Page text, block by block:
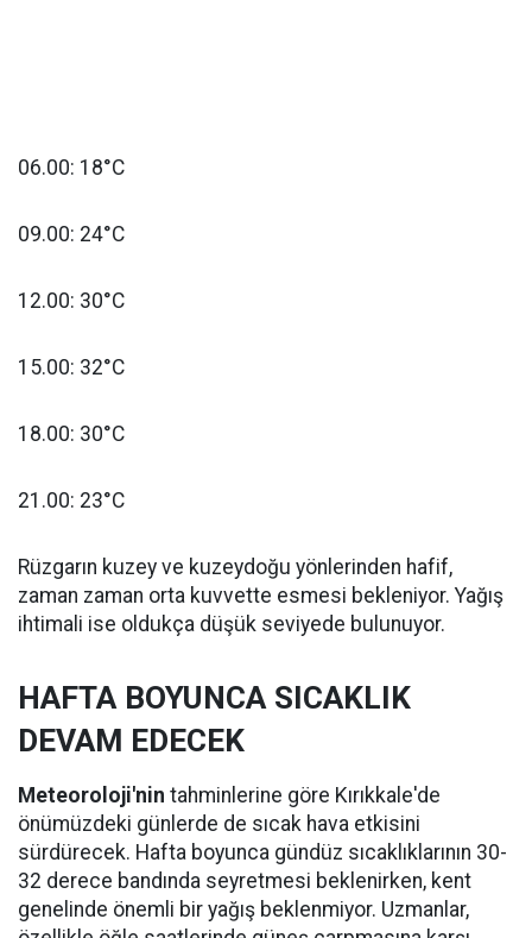
06.00: 18°C
09.00: 24°C
12.00: 30°C
15.00: 32°C
18.00: 30°C
21.00: 23°C
Rüzgarın kuzey ve kuzeydoğu yönlerinden hafif,
zaman zaman orta kuvvette esmesi bekleniyor. Yağış
ihtimali ise oldukça düşük seviyede bulunuyor.
HAFTA BOYUNCA SICAKLIK
DEVAM EDECEK
Meteoroloji'nin tahminlerine göre Kırıkkale'de
önümüzdeki günlerde de sıcak hava etkisini
sürdürecek. Hafta boyunca gündüz sıcaklıklarının 30-
32 derece bandında seyretmesi beklenirken, kent
genelinde önemli bir yağış beklenmiyor. Uzmanlar,